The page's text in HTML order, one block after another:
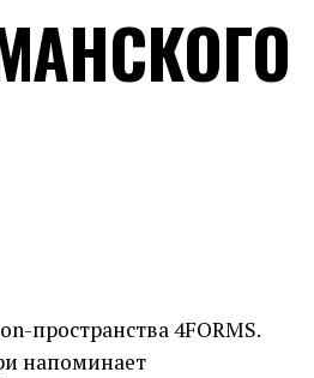
пространства 4FORMS.
напоминает